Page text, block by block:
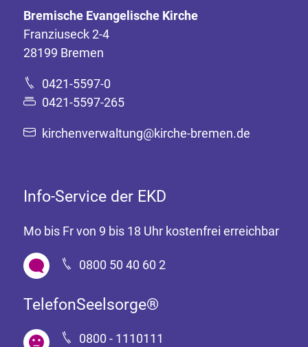
Bremische Evangelische Kirche
Franziuseck 2-4
28199 Bremen
0421-5597-0
0421-5597-265
kirchenverwaltung@kirche-bremen.de
Info-Service der EKD
Mo bis Fr von 9 bis 18 Uhr kostenfrei erreichbar
0800 50 40 60 2
TelefonSeelsorge®
0800 - 1110111